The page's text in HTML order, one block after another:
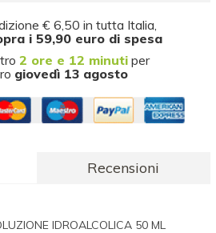
€ 6,50 in tutta Italia,
i 59,90 euro di spesa
2 ore e 12 minuti per
giovedì 13 agosto
Recensioni
IDROALCOLICA 50 ML